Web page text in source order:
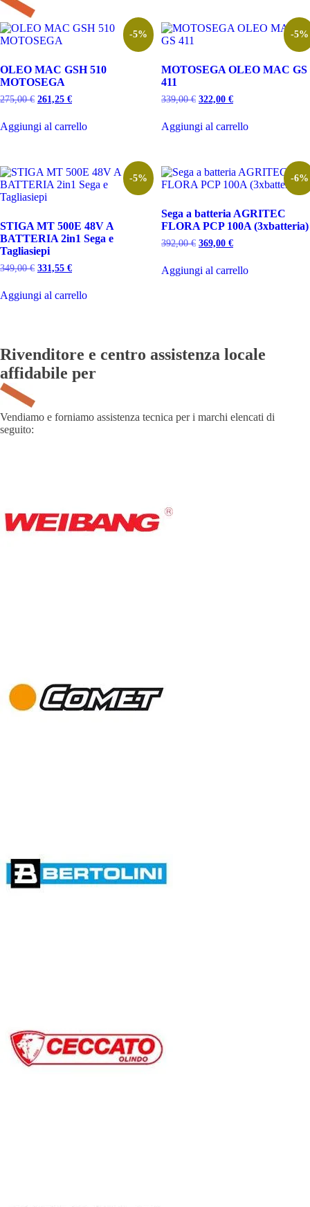
-5%
OLEO MAC GSH 510
MOTOSEGA
275,00€ Il
era:
261,25 €Il
è:
Aggiungi al carrello
-5%
MOTOSEGA OLEO MAC GS
411
339,00€ Il
era:
322,00 €Il
è:
Aggiungi al carrello
-5%
STIGA MT 500E 48V A
BATTERIA 2in1 Sega e
Tagliasiepi
349,00€ Il
era:
331,55 €Il
è:
Aggiungi al carrello
-6%
Sega a batteria AGRITEC
FLORA PCP 100A (3xbatteria)
392,00€ Il
era:
369,00 €Il
è:
Aggiungi al carrello
Rivenditore e centro assistenza locale
affidabile per
Vendiamo e forniamo assistenza tecnica per i marchi elencati di
seguito: